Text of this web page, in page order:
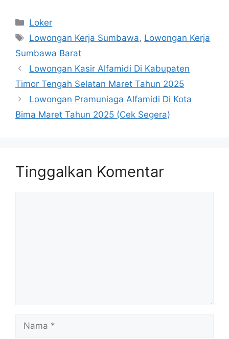
Kategori
Loker
Tag
Lowongan Kerja Sumbawa, Lowongan Kerja
Sumbawa Barat
Lowongan Kasir Alfamidi Di Kabupaten
Timor Tengah Selatan Maret Tahun 2025
Lowongan Pramuniaga Alfamidi Di Kota
Bima Maret Tahun 2025 (Cek Segera)
Tinggalkan Komentar
Nama